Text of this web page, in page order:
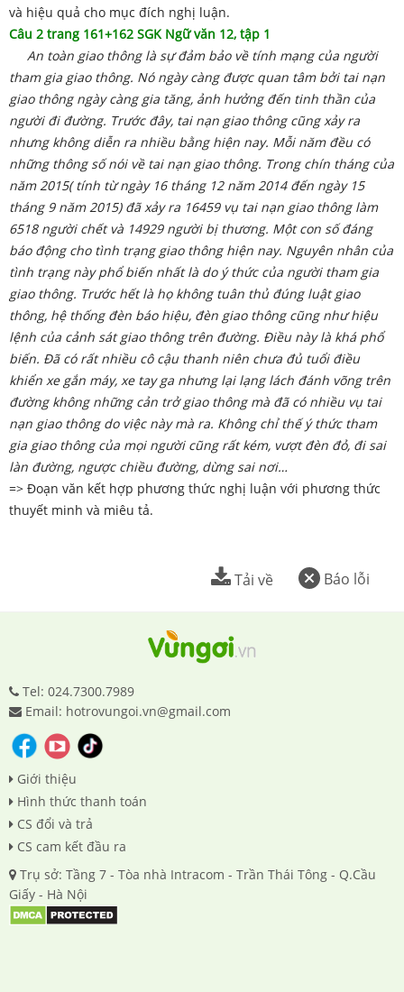
và hiệu quả cho mục đích nghị luận.
Câu 2 trang 161+162 SGK Ngữ văn 12, tập 1
An toàn giao thông là sự đảm bảo về tính mạng của người
tham gia giao thông. Nó ngày càng được quan tâm bởi tai nạn
giao thông ngày càng gia tăng, ảnh hưởng đến tinh thần của
người đi đường. Trước đây, tai nạn giao thông cũng xảy ra
nhưng không diễn ra nhiều bằng hiện nay. Mỗi năm đều có
những thông số nói về tai nạn giao thông. Trong chín tháng của
năm 2015( tính từ ngày 16 tháng 12 năm 2014 đến ngày 15
tháng 9 năm 2015) đã xảy ra 16459 vụ tai nạn giao thông làm
6518 người chết và 14929 người bị thương. Một con số đáng
báo động cho tình trạng giao thông hiện nay. Nguyên nhân của
tình trạng này phổ biến nhất là do ý thức của người tham gia
giao thông. Trước hết là họ không tuân thủ đúng luật giao
thông, hệ thống đèn báo hiệu, đèn giao thông cũng như hiệu
lệnh của cảnh sát giao thông trên đường. Điều này là khá phổ
biến. Đã có rất nhiều cô cậu thanh niên chưa đủ tuổi điều
khiển xe gắn máy, xe tay ga nhưng lại lạng lách đánh võng trên
đường không những cản trở giao thông mà đã có nhiều vụ tai
nạn giao thông do việc này mà ra. Không chỉ thế ý thức tham
gia giao thông của mọi người cũng rất kém, vượt đèn đỏ, đi sai
làn đường, ngược chiều đường, dừng sai nơi…
=> Đoạn văn kết hợp phương thức nghị luận với phương thức
thuyết minh và miêu tả.
Báo lỗi
Tải về
Tel: 024.7300.7989
Email: hotrovungoi.vn@gmail.com
Giới thiệu
Hình thức thanh toán
CS đổi và trả
CS cam kết đầu ra
Trụ sở: Tầng 7 - Tòa nhà Intracom - Trần Thái Tông - Q.Cầu
Giấy - Hà Nội